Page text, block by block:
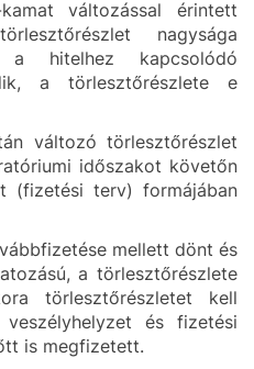
változással érintett
nagysága
a hitelhez kapcsolódó
a törlesztőrészlete e
változó törlesztőrészlet
időszakot követőn
(fizetési terv) formájában
mellett dönt és
a törlesztőrészlete
törlesztőrészletet kell
és fizetési
is megfizetett.